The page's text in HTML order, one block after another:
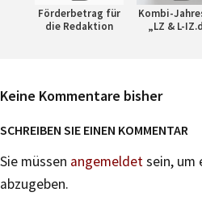
Förderbetrag für
die Redaktion
Kombi-
„LZ & L-
Keine Kommentare bisher
SCHREIBEN SIE EINEN KOMMENTAR
Sie müssen angemeldetsein, um
abzugeben.